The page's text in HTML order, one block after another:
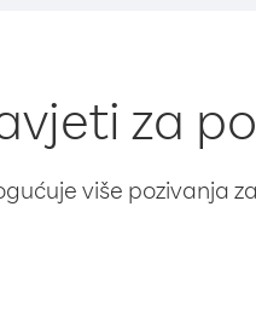
za
više pozivanja